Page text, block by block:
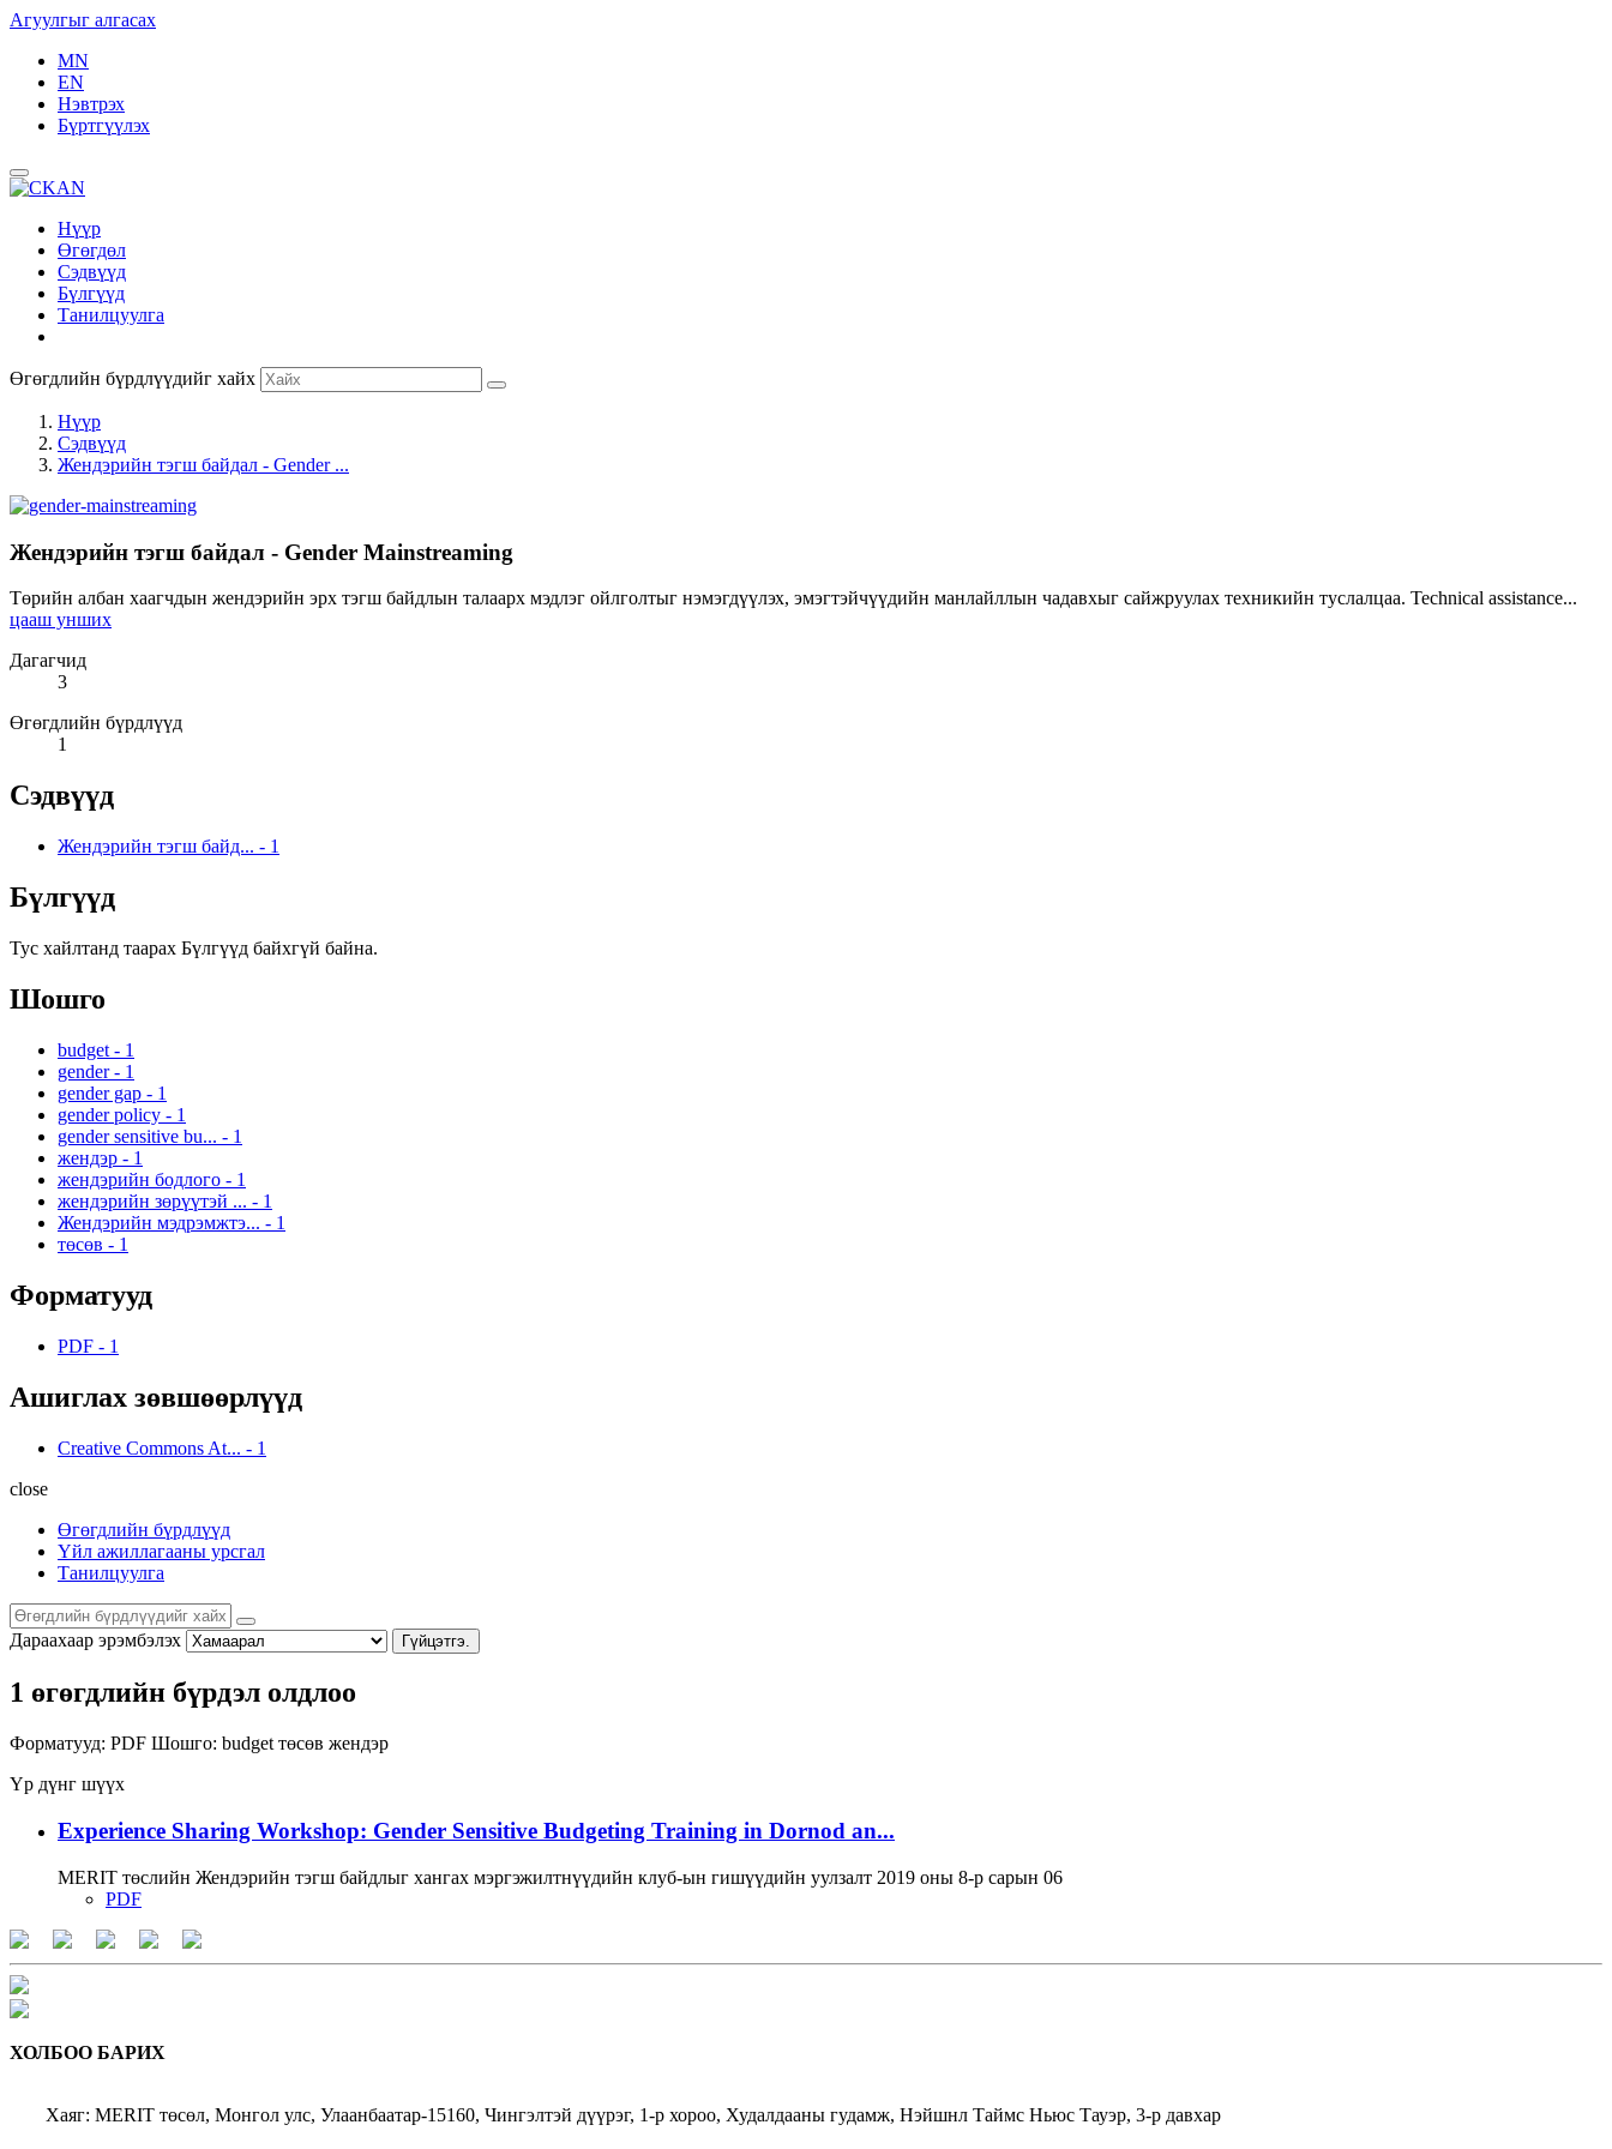
Агуулгыг алгасах
MN
EN
Нэвтрэх
Бүртгүүлэх
Нүүр
Өгөгдөл
Сэдвүүд
Бүлгүүд
Танилцуулга
Өгөгдлийн бүрдлүүдийг хайх
Нүүр
Сэдвүүд
Жендэрийн тэгш байдал - Gender ...
Жендэрийн тэгш байдал - Gender Mainstreaming
Төрийн албан хаагчдын жендэрийн эрх тэгш байдлын талаарх мэдлэг ойлголтыг нэмэгдүүлэх, эмэгтэйчүүдийн манлайллын чадавхыг сайжруулах техникийн туслалцаа. Technical assistance...
цааш унших
Дагагчид
3
Өгөгдлийн бүрдлүүд
1
Сэдвүүд
Жендэрийн тэгш байд... - 1
Бүлгүүд
Тус хайлтанд таарах Бүлгүүд байхгүй байна.
Шошго
budget - 1
gender - 1
gender gap - 1
gender policy - 1
gender sensitive bu... - 1
жендэр - 1
жендэрийн бодлого - 1
жендэрийн зөрүүтэй ... - 1
Жендэрийн мэдрэмжтэ... - 1
төсөв - 1
Форматууд
PDF - 1
Ашиглах зөвшөөрлүүд
Creative Commons At... - 1
close
Өгөгдлийн бүрдлүүд
Үйл ажиллагааны урсгал
Танилцуулга
Дараахаар эрэмбэлэх Гүйцэтгэ.
1 өгөгдлийн бүрдэл олдлоо
Форматууд: PDF Шошго: budget төсөв жендэр
Үр дүнг шүүх
Experience Sharing Workshop: Gender Sensitive Budgeting Training in Dornod an...
MERIT төслийн Жендэрийн тэгш байдлыг хангах мэргэжилтнүүдийн клуб-ын гишүүдийн уулзалт 2019 оны 8-р сарын 06
PDF
ХОЛБОО БАРИХ
Хаяг: MERIT төсөл, Монгол улс, Улаанбаатар-15160, Чингэлтэй дүүрэг, 1-р хороо, Худалдааны гудамж, Нэйшнл Таймс Ньюс Тауэр, 3-р давхар